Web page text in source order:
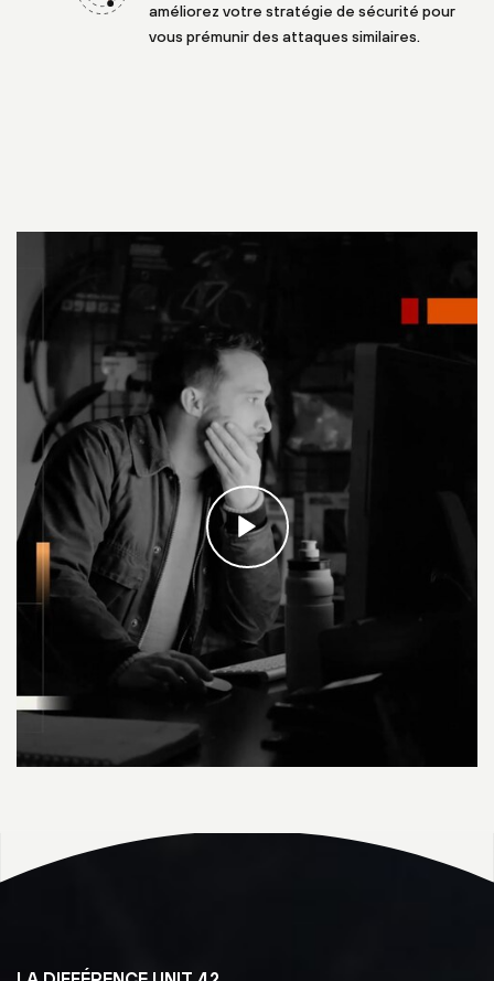
améliorez votre stratégie de sécurité pour
vous prémunir des attaques similaires.